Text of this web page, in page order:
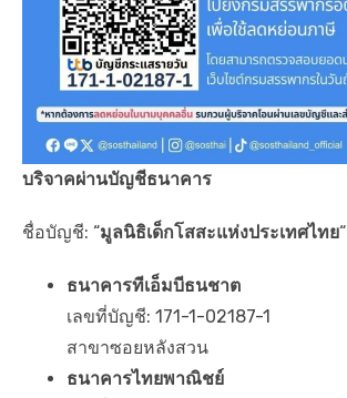
บริจาคผ่านบัญชีธนาคาร
ชื่อบัญชี: “มูลนิธิเด็กโสสะแห่งประเทศไทย“
ธนาคารทีเอ็มบีธนชาต
เลขที่บัญชี: 171-1-02187-1
สาขาซอยหลังสวน
ธนาคารไทยพาณิชย์